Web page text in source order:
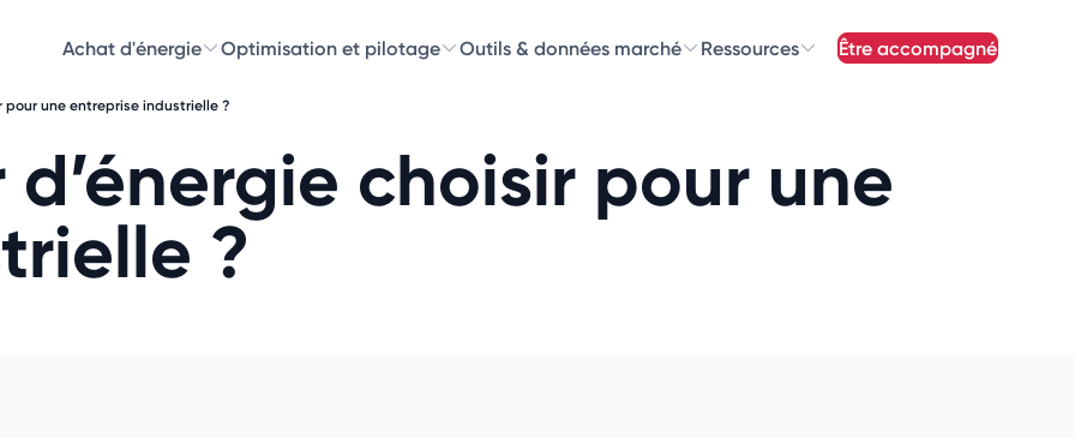
Achat d'énergie Optimisation et pilotage Outils & données marché Ressources être accompagné
pour une entreprise industrielle ?
choisir pour une
?
Découvrez nos
Choisissez les newsletters qui vous intéressent